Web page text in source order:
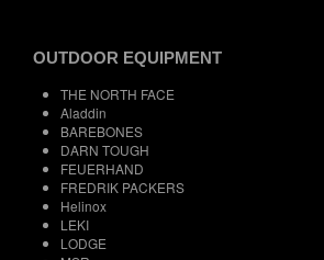
OUTDOOR EQUIPMENT
THE NORTH FACE
Aladdin
BAREBONES
DARN TOUGH
FEUERHAND
FREDRIK PACKERS
Helinox
LEKI
LODGE